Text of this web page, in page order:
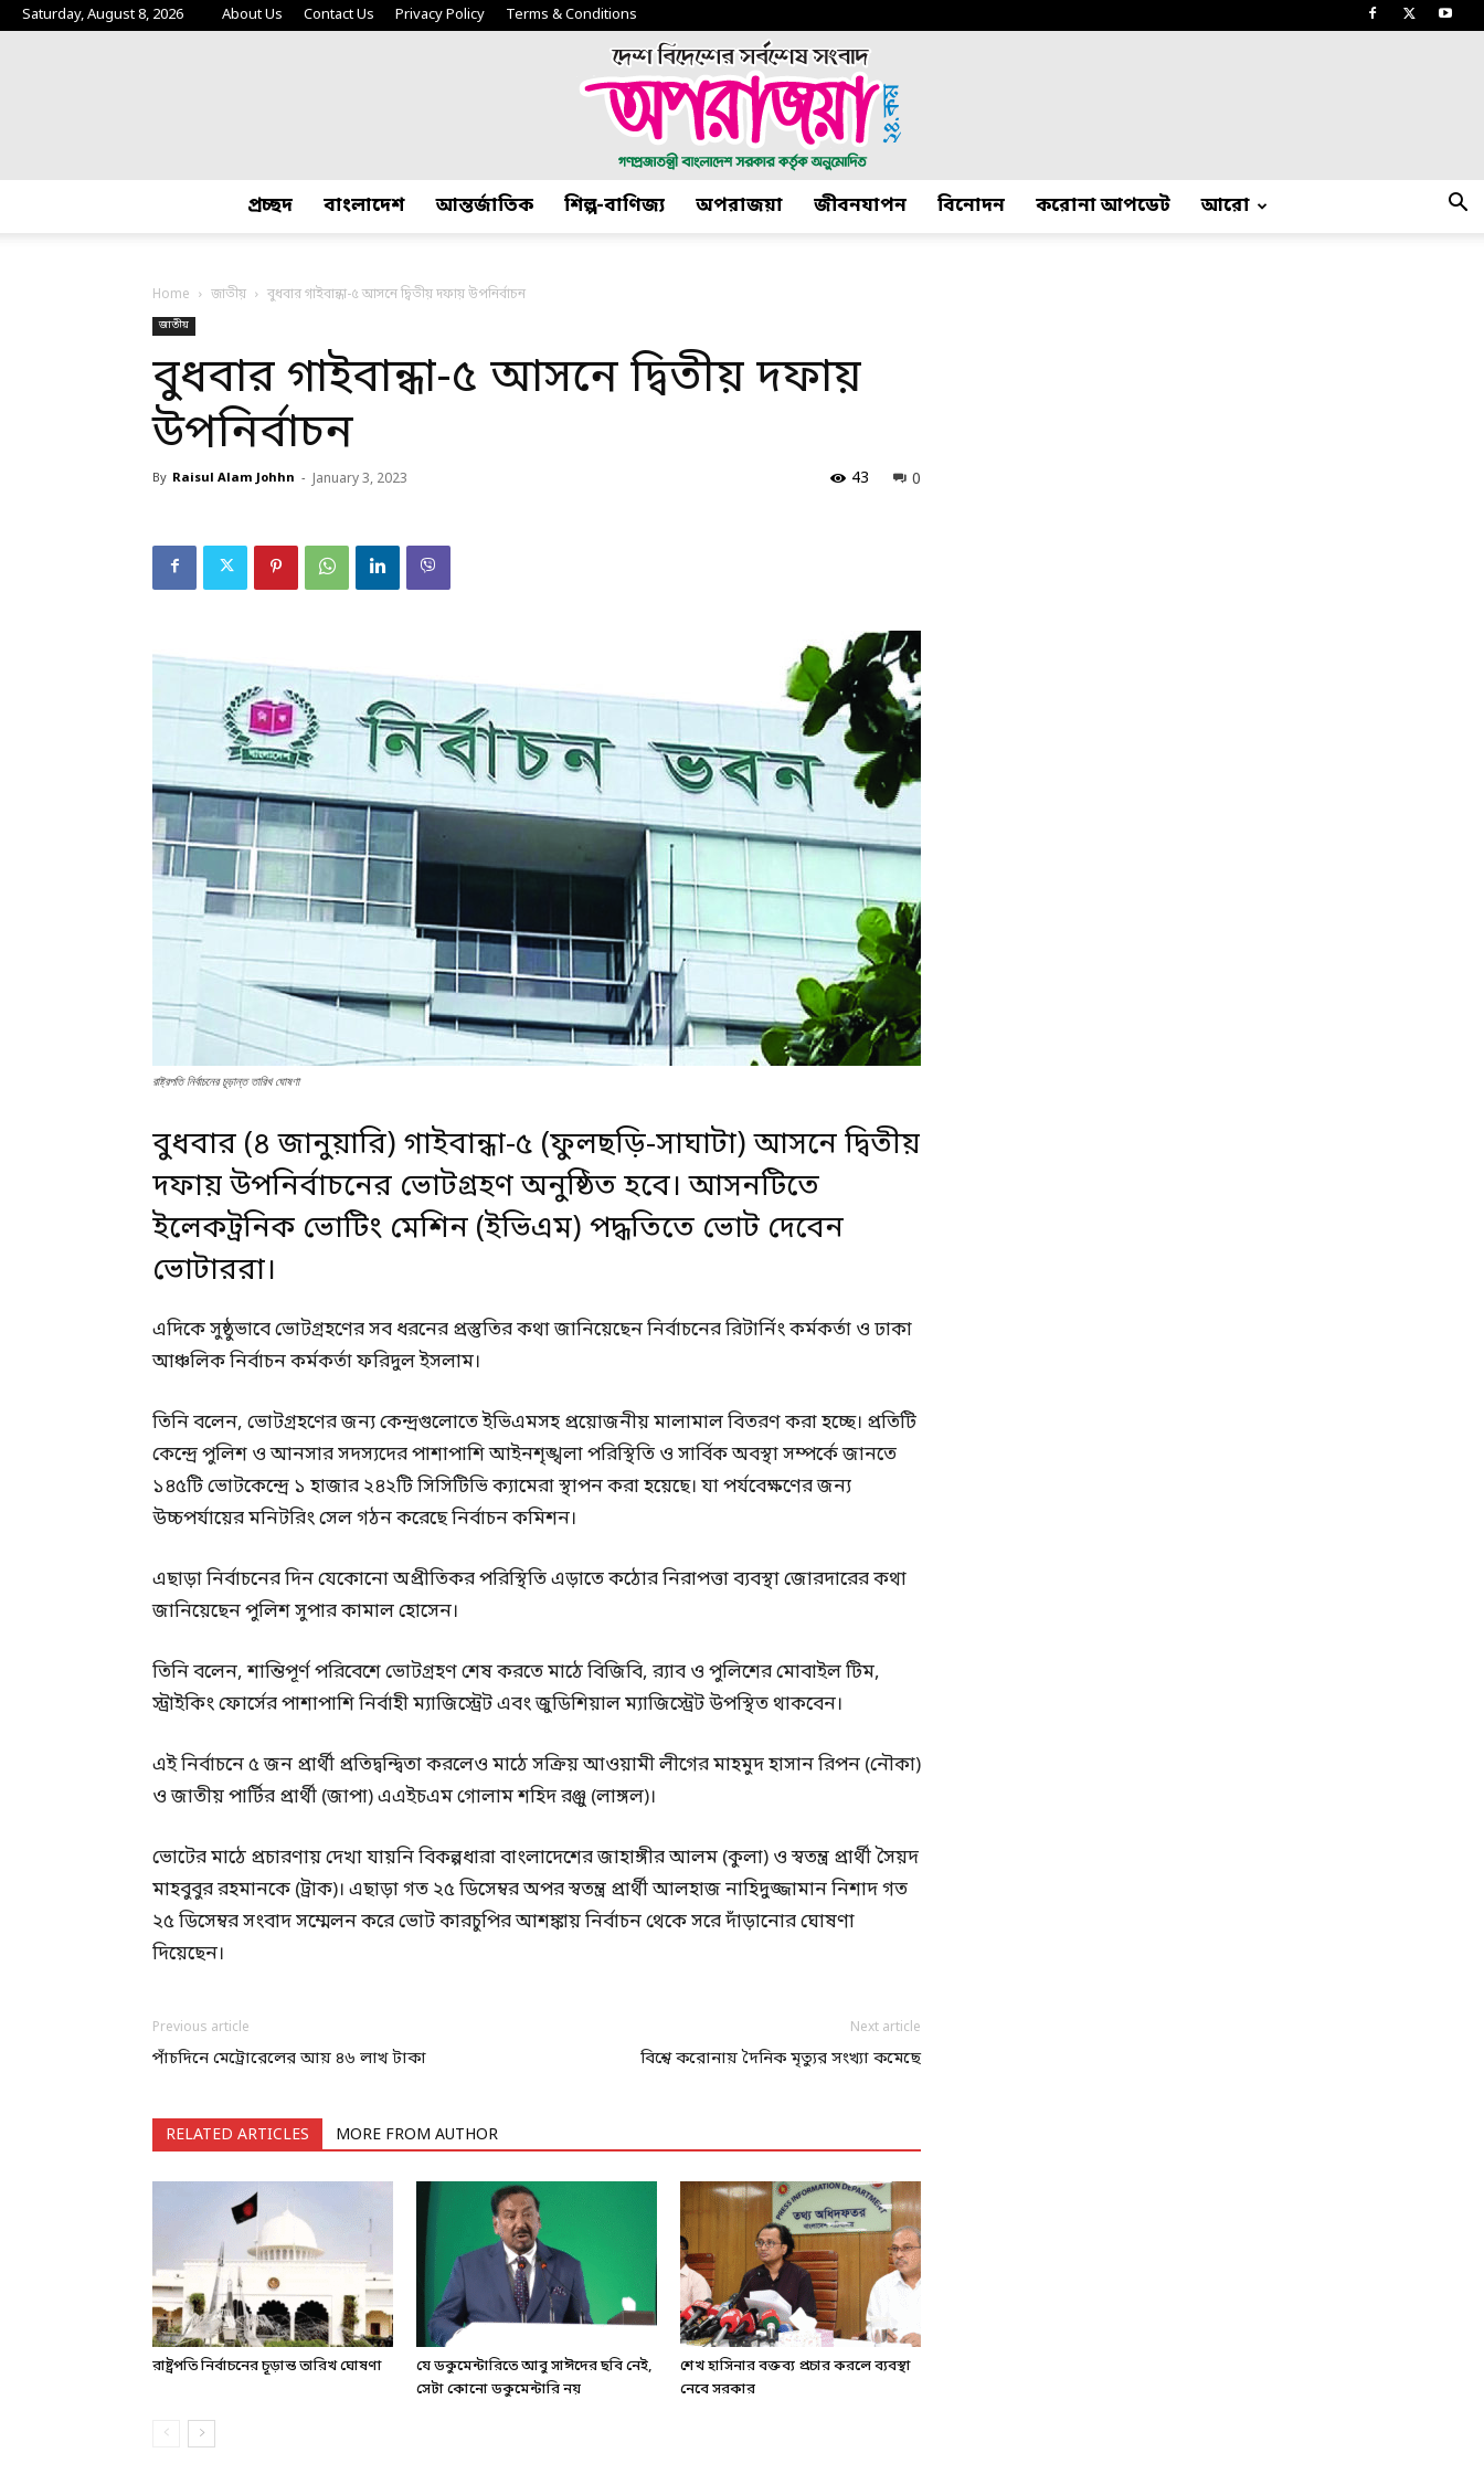
Saturday, August 8, 2026 About Us Contact Us Privacy Policy Terms & Conditions
প্রচ্ছদ বাংলাদেশ আন্তর্জাতিক শিল্প-বাণিজ্য অপরাজয়া জীবনযাপন বিনোদন করোনা আপডেট আরো
Home জাতীয় বুধবার গাইবান্ধা-৫ আসনে দ্বিতীয় দফায় উপনির্বাচন
জাতীয়
বুধবার গাইবান্ধা-৫ আসনে দ্বিতীয় দফায়
উপনির্বাচন
By Raisul Alam Johhn - January 3, 2023 0
43
রাষ্ট্রপতি নির্বাচনের চূড়ান্ত তারিখ ঘোষণা
বুধবার (৪ জানুয়ারি) গাইবান্ধা-৫ (ফুলছড়ি-সাঘাটা) আসনে দ্বিতীয়
দফায় উপনির্বাচনের ভোটগ্রহণ অনুষ্ঠিত হবে। আসনটিতে
ইলেকট্রনিক ভোটিং মেশিন (ইভিএম) পদ্ধতিতে ভোট দেবেন
ভোটাররা।
এদিকে সুষ্ঠুভাবে ভোটগ্রহণের সব ধরনের প্রস্তুতির কথা জানিয়েছেন নির্বাচনের রিটার্নিং কর্মকর্তা ও ঢাকা
আঞ্চলিক নির্বাচন কর্মকর্তা ফরিদুল ইসলাম।
তিনি বলেন, ভোটগ্রহণের জন্য কেন্দ্রগুলোতে ইভিএমসহ প্রয়োজনীয় মালামাল বিতরণ করা হচ্ছে। প্রতিটি
কেন্দ্রে পুলিশ ও আনসার সদস্যদের পাশাপাশি আইনশৃঙ্খলা পরিস্থিতি ও সার্বিক অবস্থা সম্পর্কে জানতে
১৪৫টি ভোটকেন্দ্রে ১ হাজার ২৪২টি সিসিটিভি ক্যামেরা স্থাপন করা হয়েছে। যা পর্যবেক্ষণের জন্য
উচ্চপর্যায়ের মনিটরিং সেল গঠন করেছে নির্বাচন কমিশন।
এছাড়া নির্বাচনের দিন যেকোনো অপ্রীতিকর পরিস্থিতি এড়াতে কঠোর নিরাপত্তা ব্যবস্থা জোরদারের কথা
জানিয়েছেন পুলিশ সুপার কামাল হোসেন।
তিনি বলেন, শান্তিপূর্ণ পরিবেশে ভোটগ্রহণ শেষ করতে মাঠে বিজিবি, র‍্যাব ও পুলিশের মোবাইল টিম,
স্ট্রাইকিং ফোর্সের পাশাপাশি নির্বাহী ম্যাজিস্ট্রেট এবং জুডিশিয়াল ম্যাজিস্ট্রেট উপস্থিত থাকবেন।
এই নির্বাচনে ৫ জন প্রার্থী প্রতিদ্বন্দ্বিতা করলেও মাঠে সক্রিয় আওয়ামী লীগের মাহমুদ হাসান রিপন (নৌকা)
ও জাতীয় পার্টির প্রার্থী (জাপা) এএইচএম গোলাম শহিদ রঞ্জু (লাঙ্গল)।
ভোটের মাঠে প্রচারণায় দেখা যায়নি বিকল্পধারা বাংলাদেশের জাহাঙ্গীর আলম (কুলা) ও স্বতন্ত্র প্রার্থী সৈয়দ
মাহবুবুর রহমানকে (ট্রাক)। এছাড়া গত ২৫ ডিসেম্বর অপর স্বতন্ত্র প্রার্থী আলহাজ নাহিদুজ্জামান নিশাদ গত
২৫ ডিসেম্বর সংবাদ সম্মেলন করে ভোট কারচুপির আশঙ্কায় নির্বাচন থেকে সরে দাঁড়ানোর ঘোষণা
দিয়েছেন।
Previous article
পাঁচদিনে মেট্রোরেলের আয় ৪৬ লাখ টাকা
Next article
বিশ্বে করোনায় দৈনিক মৃত্যুর সংখ্যা কমেছে
RELATED ARTICLES MORE FROM AUTHOR
রাষ্ট্রপতি নির্বাচনের চূড়ান্ত তারিখ ঘোষণা
যে ডকুমেন্টারিতে আবু সাঈদের ছবি নেই,
সেটা কোনো ডকুমেন্টারি নয়
শেখ হাসিনার বক্তব্য প্রচার করলে ব্যবস্থা
নেবে সরকার